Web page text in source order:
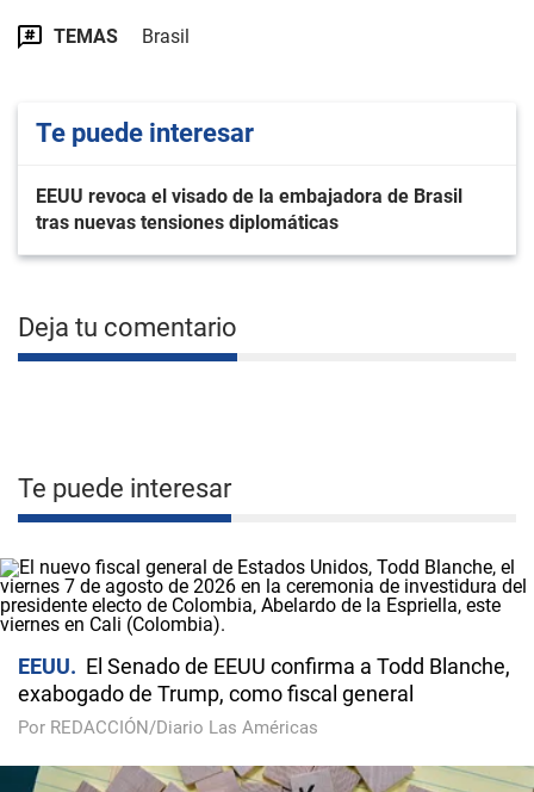
TEMAS Brasil
Te puede interesar
EEUU revoca el visado de la embajadora de Brasil
tras nuevas tensiones diplomáticas
Deja tu comentario
Te puede interesar
EEUU
El Senado de EEUU confirma a Todd Blanche,
exabogado de Trump, como fiscal general
Por REDACCIÓN/Diario Las Américas